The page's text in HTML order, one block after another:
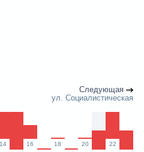
Следующая
ул. Социалистическая
14 16 18 20 22